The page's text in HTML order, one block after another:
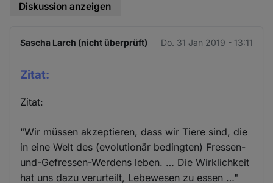
Diskussion anzeigen
Sascha Larch (nicht überprüft) Do. 31 Jan 2019 - 13:11
Zitat:
Zitat:
"Wir müssen akzeptieren, dass wir Tiere sind, die
in eine Welt des (evolutionär bedingten) Fressen-
und-Gefressen-Werdens leben. … Die Wirklichkeit
hat uns dazu verurteilt, Lebewesen zu essen …"